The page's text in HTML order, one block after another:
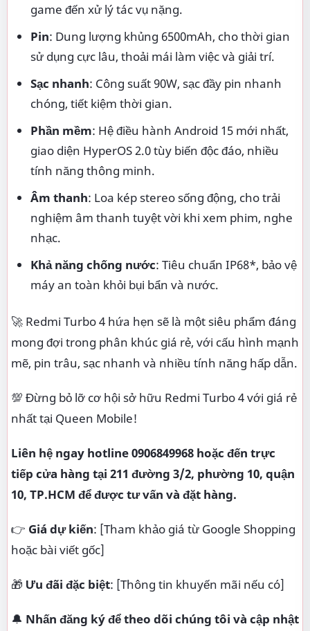
game đến xử lý tác vụ nặng.
Pin: Dung lượng khủng 6500mAh, cho thời gian
sử dụng cực lâu, thoải mái làm việc và giải trí.
Sạc nhanh: Công suất 90W, sạc đầy pin nhanh
chóng, tiết kiệm thời gian.
Phần mềm: Hệ điều hành Android 15 mới nhất,
giao diện HyperOS 2.0 tùy biến độc đáo, nhiều
tính năng thông minh.
Âm thanh: Loa kép stereo sống động, cho trải
nghiệm âm thanh tuyệt vời khi xem phim, nghe
nhạc.
Khả năng chống nước: Tiêu chuẩn IP68*, bảo vệ
máy an toàn khỏi bụi bẩn và nước.
🚀 Redmi Turbo 4 hứa hẹn sẽ là một siêu phẩm đáng
mong đợi trong phân khúc giá rẻ, với cấu hình mạnh
mẽ, pin trâu, sạc nhanh và nhiều tính năng hấp dẫn.
💯 Đừng bỏ lỡ cơ hội sở hữu Redmi Turbo 4 với giá rẻ
nhất tại Queen Mobile!
Liên hệ ngay hotline 0906849968 hoặc đến trực
tiếp cửa hàng tại 211 đường 3/2, phường 10, quận
10, TP.HCM để được tư vấn và đặt hàng.
👉 Giá dự kiến: [Tham khảo giá từ Google Shopping
hoặc bài viết gốc]
🎁 Ưu đãi đặc biệt: [Thông tin khuyến mãi nếu có]
🔔 Nhấn đăng ký để theo dõi chúng tôi và cập nhật